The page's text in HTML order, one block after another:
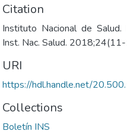
Citation
Instituto Nacional de Salud.
Inst. Nac. Salud.
URI
https://hdl.handle.net/
Collections
Boletín INS